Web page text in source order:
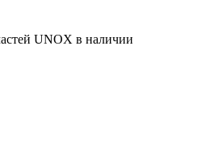
UNOX в наличии